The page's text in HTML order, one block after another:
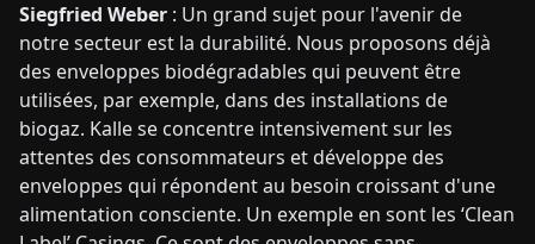
Siegfried Weber : Un grand sujet pour l'avenir de
notre secteur est la durabilité. Nous proposons déjà
des enveloppes biodégradables qui peuvent être
utilisées, par exemple, dans des installations de
biogaz. Kalle se concentre intensivement sur les
attentes des consommateurs et développe des
enveloppes qui répondent au besoin croissant d'une
alimentation consciente. Un exemple en sont les ‘Clean